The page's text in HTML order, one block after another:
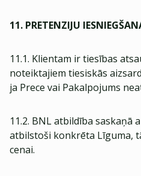
11. PRETENZIJU
11.1. Klientam ir tiesības
noteiktajiem tiesiskās
ja Prece vai Pakalpojums
11.2. BNL atbildība saskaņā
atbilstoši konkrēta Līguma,
cenai.